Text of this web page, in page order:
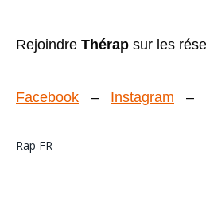
Rejoindre Thérap sur les
Facebook – Instagram –
Rap FR